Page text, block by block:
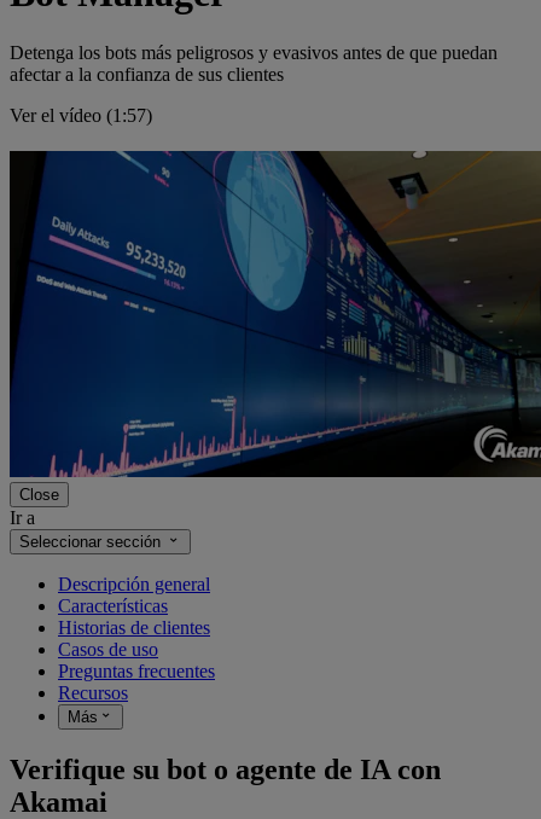
Detenga los bots más peligrosos y evasivos antes de que puedan
afectar a la confianza de sus clientes
Ver el vídeo (1:57)
Close
Ir a
Seleccionar sección
Descripción general
Características
Historias de clientes
Casos de uso
Preguntas frecuentes
Recursos
Más
Verifique su bot o agente de IA con
Akamai